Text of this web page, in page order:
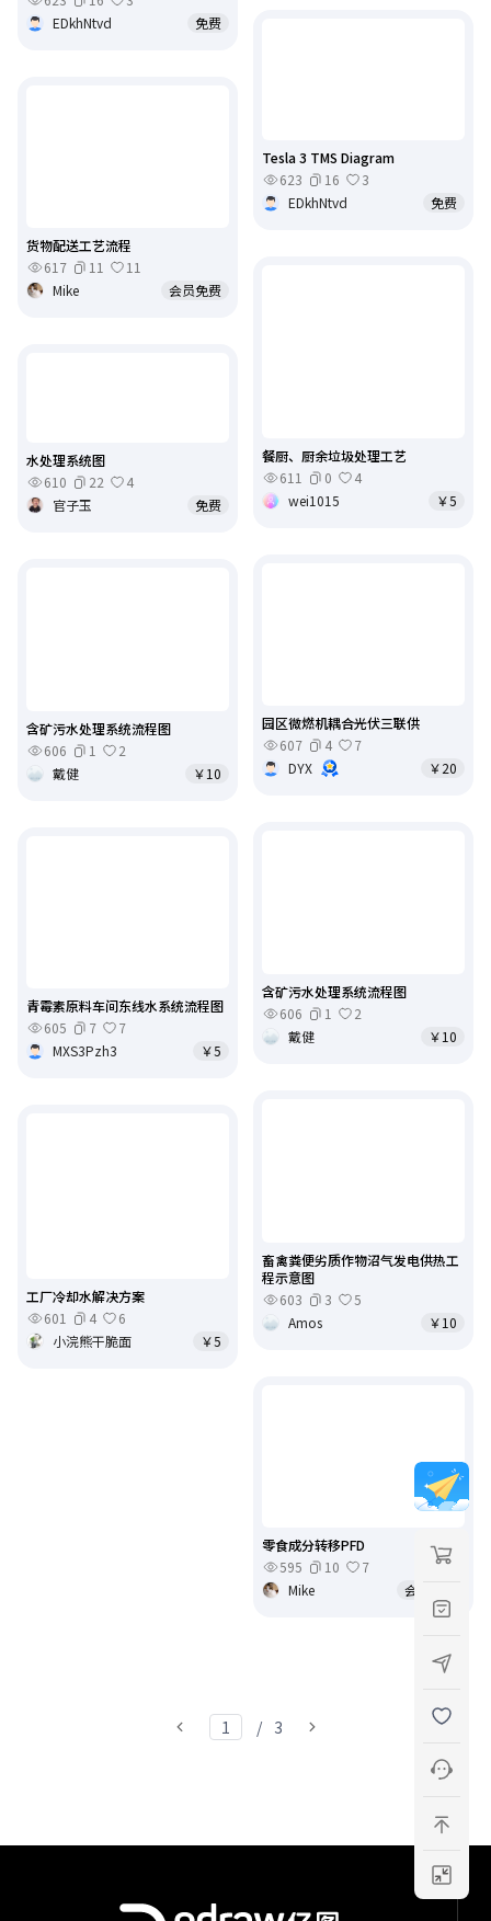
EDkhNtvd
免费
Tesla 3 TMS Diagram
623
16
3
EDkhNtvd
免费
货物配送工艺流程
617
11
11
Mike
会员免费
餐厨、厨余垃圾处理工艺
611
0
4
wei1015
￥5
水处理系统图
610
22
4
官子玉
免费
园区微燃机耦合光伏三联供
607
4
7
DYX
￥20
含矿污水处理系统流程图
606
1
2
戴健
￥10
含矿污水处理系统流程图
606
1
2
戴健
￥10
青霉素原料车间东线水系统流程图
605
7
7
MXS3Pzh3
￥5
畜禽粪便劣质作物沼气发电供热工
程示意图
603
3
5
Amos
￥10
工厂冷却水解决方案
601
4
6
小浣熊干脆面
￥5
零食成分转移PFD
595
10
7
Mike
会员免费
/ 3